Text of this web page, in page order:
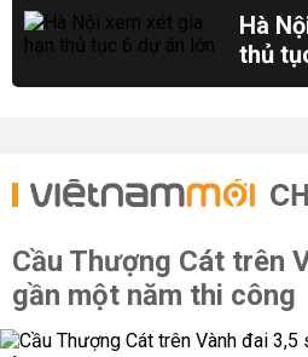
Hà
thủ
Cầu Thượng Cát trên
gần một năm thi công